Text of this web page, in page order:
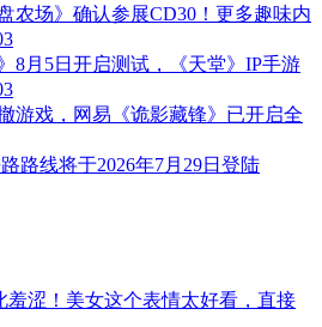
农场》确认参展CD30！更多趣味内
8月5日开启测试，《天堂》IP手游
游戏，网易《诡影藏锋》已开启全
路路线将于2026年7月29日登陆
羞涩！美女这个表情太好看，直接